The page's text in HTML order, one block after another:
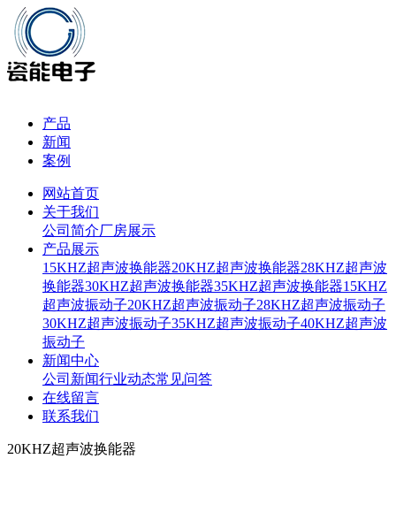
产品
新闻
案例
网站首页
关于我们
公司简介厂房展示
产品展示
15KHZ超声波换能器20KHZ超声波换能器28KHZ超声波
换能器30KHZ超声波换能器35KHZ超声波换能器15KHZ
超声波振动子20KHZ超声波振动子28KHZ超声波振动子
30KHZ超声波振动子35KHZ超声波振动子40KHZ超声波
振动子
新闻中心
公司新闻行业动态常见问答
在线留言
联系我们
20KHZ超声波换能器